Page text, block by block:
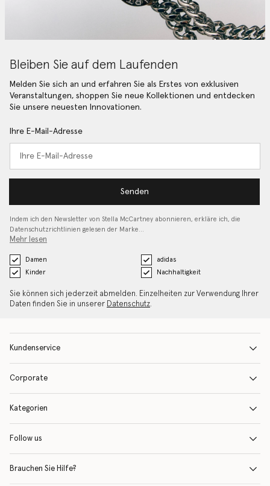
Bleiben Sie auf dem Laufenden
Melden Sie sich an und erfahren Sie als Erstes von exklusiven
Veranstaltungen, shoppen Sie neue Kollektionen und entdecken
Sie unsere neuesten Innovationen.
Ihre E-Mail-Adresse
Senden
Indem ich den Newsletter von Stella McCartney abonnieren, erkläre ich, die
Datenschutzrichtlinien gelesen der Marke…
Mehr lesen
Damen
adidas
Kinder
Nachhaltigkeit
Sie können sich jederzeit abmelden. Einzelheiten zur Verwendung Ihrer
Daten finden Sie in unserer Datenschutz.
Kundenservice
Corporate
Kategorien
Follow us
Brauchen Sie Hilfe?